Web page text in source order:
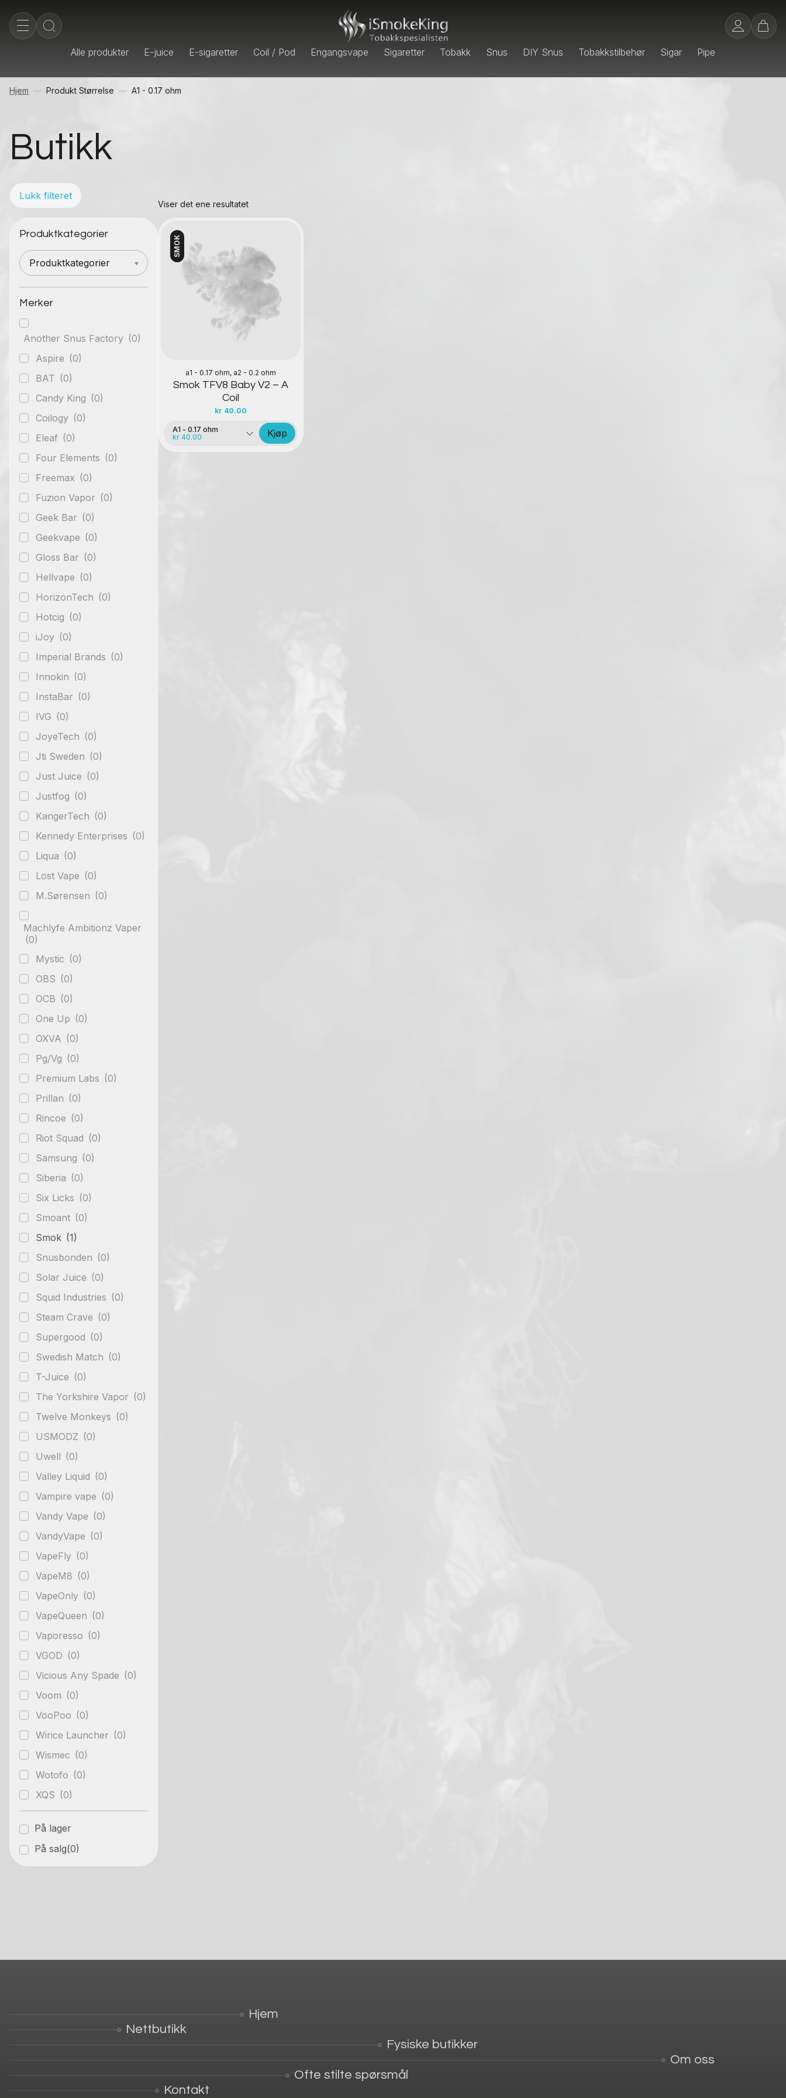
Alle produkter E-juice E-sigaretter Coil / Pod Engangsvape Sigaretter Tobakk Snus DIY Snus Tobakkstilbehør Sigar Pipe
Hjem Produkt Størrelse A1 - 0.17 ohm
Butikk
Lukk filteret
Produktkategorier
Produktkategorier
Merker
Another Snus Factory (0)
Aspire (0)
BAT (0)
Candy King (0)
Coilogy (0)
Eleaf (0)
Four Elements (0)
Freemax (0)
Fuzion Vapor (0)
Geek Bar (0)
Geekvape (0)
Gloss Bar (0)
Hellvape (0)
HorizonTech (0)
Hotcig (0)
iJoy (0)
Imperial Brands (0)
Innokin (0)
InstaBar (0)
IVG (0)
JoyeTech (0)
Jti Sweden (0)
Just Juice (0)
Justfog (0)
KangerTech (0)
Kennedy Enterprises (0)
Liqua (0)
Lost Vape (0)
M.Sørensen (0)
Machlyfe Ambitionz Vaper
(0)
Mystic (0)
OBS (0)
OCB (0)
One Up (0)
OXVA (0)
Pg/Vg (0)
Premium Labs (0)
Prillan (0)
Rincoe (0)
Riot Squad (0)
Samsung (0)
Siberia (0)
Six Licks (0)
Smoant (0)
Smok (1)
Snusbonden (0)
Solar Juice (0)
Squid Industries (0)
Steam Crave (0)
Supergood (0)
Swedish Match (0)
T-Juice (0)
The Yorkshire Vapor (0)
Twelve Monkeys (0)
USMODZ (0)
Uwell (0)
Valley Liquid (0)
Vampire vape (0)
Vandy Vape (0)
VandyVape (0)
VapeFly (0)
VapeM8 (0)
VapeOnly (0)
VapeQueen (0)
Vaporesso (0)
VGOD (0)
Vicious Any Spade (0)
Voom (0)
VooPoo (0)
Wirice Launcher (0)
Wismec (0)
Wotofo (0)
XQS (0)
På lager
På salg(0)
Viser det ene resultatet
SMOK
a1 - 0.17 ohm, a2 - 0.2 ohm
Smok TFV8 Baby V2 – A
Coil
kr 40.00
Kontakt oss
A1 - 0.17 ohm
kr 40.00
Kjøp
Hjem
Nettbutikk
Fysiske butikker
Om oss
Ofte stilte spørsmål
Kontakt